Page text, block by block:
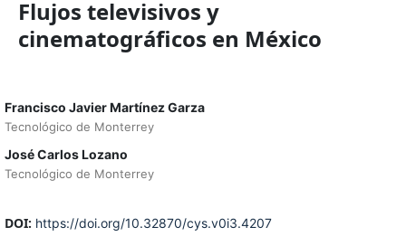
Flujos televisivos y
cinematográficos en México
Francisco Javier Martínez Garza
Tecnológico de Monterrey
José Carlos Lozano
Tecnológico de Monterrey
DOI: https://doi.org/10.32870/cys.v0i3.4207